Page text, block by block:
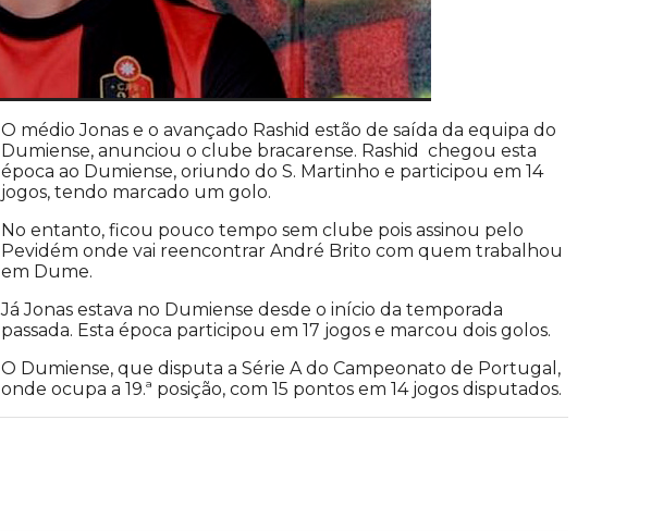
O médio Jonas e o avançado Rashid estão de saída da equipa do
Dumiense, anunciou o clube bracarense. Rashid chegou esta
época ao Dumiense, oriundo do S. Martinho e participou em 14
jogos, tendo marcado um golo.
No entanto, ficou pouco tempo sem clube pois assinou pelo
Pevidém onde vai reencontrar André Brito com quem trabalhou
em Dume.
Já Jonas estava no Dumiense desde o início da temporada
passada. Esta época participou em 17 jogos e marcou dois golos.
O Dumiense, que disputa a Série A do Campeonato de Portugal,
onde ocupa a 19.ª posição, com 15 pontos em 14 jogos disputados.